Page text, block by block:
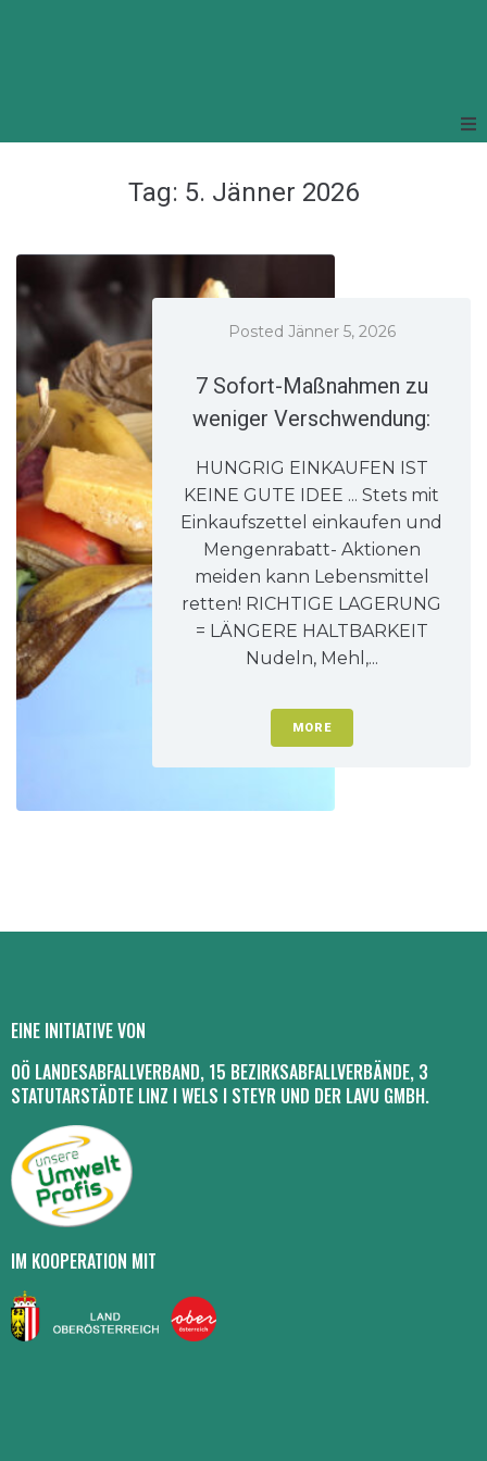
Tag: 5. Jänner 2026
Posted Jänner 5, 2026
7 Sofort-Maßnahmen zu
weniger Verschwendung:
HUNGRIG EINKAUFEN IST
KEINE GUTE IDEE ... Stets mit
Einkaufszettel einkaufen und
Mengenrabatt- Aktionen
meiden kann Lebensmittel
retten! RICHTIGE LAGERUNG
= LÄNGERE HALTBARKEIT
Nudeln, Mehl,...
MORE
EINE INITIATIVE VON
OÖ LANDESABFALLVERBAND, 15 BEZIRKSABFALLVERBÄNDE, 3
STATUTARSTÄDTE LINZ I WELS I STEYR UND DER LAVU GMBH.
IM KOOPERATION MIT